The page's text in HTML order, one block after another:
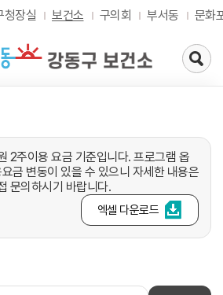
청장실 보건소 구의회 부서동 문화
검
색
가
기
2주이용 요금 기준입니다. 프로그램 옵
금 변동이 있을 수 있으니 자세한 내용은
문의하시기 바랍니다.
엑셀 다운로드